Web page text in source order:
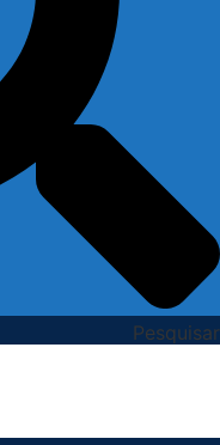
Pesquisar